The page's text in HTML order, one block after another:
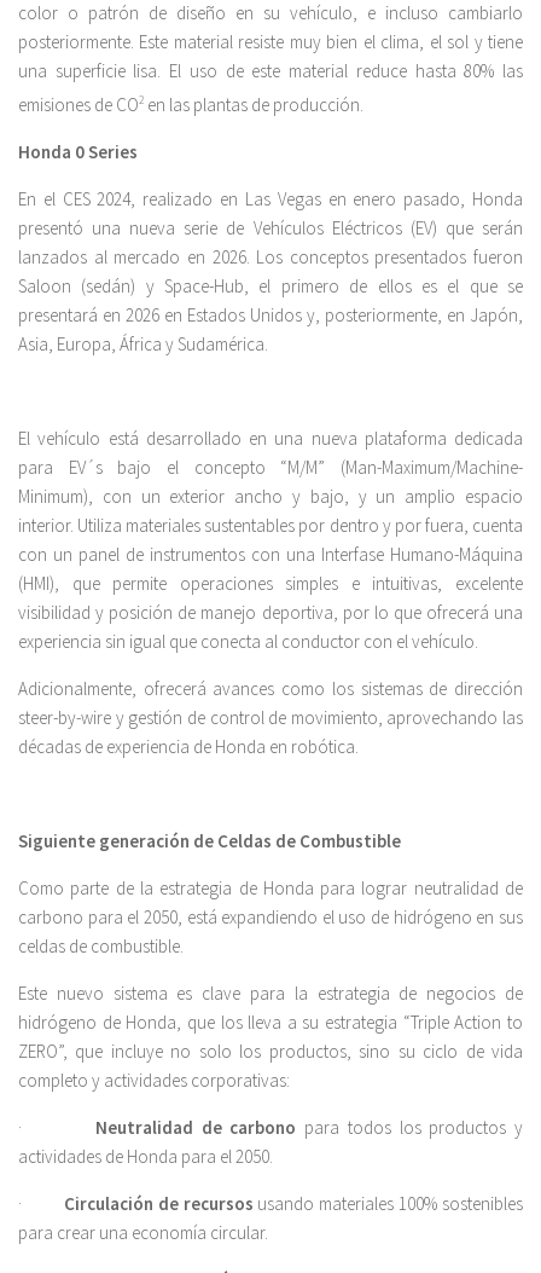
color o patrón de diseño en su vehículo, e incluso cambiarlo
posteriormente. Este material resiste muy bien el clima, el sol y tiene
una superficie lisa. El uso de este material reduce hasta 80% las
emisiones de CO2 en las plantas de producción.
Honda 0 Series
En el CES 2024, realizado en Las Vegas en enero pasado, Honda
presentó una nueva serie de Vehículos Eléctricos (EV) que serán
lanzados al mercado en 2026. Los conceptos presentados fueron
Saloon (sedán) y Space-Hub, el primero de ellos es el que se
presentará en 2026 en Estados Unidos y, posteriormente, en Japón,
Asia, Europa, África y Sudamérica.
El vehículo está desarrollado en una nueva plataforma dedicada
para EV´s bajo el concepto “M/M” (Man-Maximum/Machine-
Minimum), con un exterior ancho y bajo, y un amplio espacio
interior. Utiliza materiales sustentables por dentro y por fuera, cuenta
con un panel de instrumentos con una Interfase Humano-Máquina
(HMI), que permite operaciones simples e intuitivas, excelente
visibilidad y posición de manejo deportiva, por lo que ofrecerá una
experiencia sin igual que conecta al conductor con el vehículo.
Adicionalmente, ofrecerá avances como los sistemas de dirección
steer-by-wire y gestión de control de movimiento, aprovechando las
décadas de experiencia de Honda en robótica.
Siguiente generación de Celdas de Combustible
Como parte de la estrategia de Honda para lograr neutralidad de
carbono para el 2050, está expandiendo el uso de hidrógeno en sus
celdas de combustible.
Este nuevo sistema es clave para la estrategia de negocios de
hidrógeno de Honda, que los lleva a su estrategia “Triple Action to
ZERO”, que incluye no solo los productos, sino su ciclo de vida
completo y actividades corporativas:
· Neutralidad de carbono para todos los productos y
actividades de Honda para el 2050.
· Circulación de recursos usando materiales 100% sostenibles
para crear una economía circular.